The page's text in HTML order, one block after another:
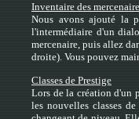
Inventaire des
Nous avons ajouté la
l'intermédiaire d'un
mercenaire, puis allez
droite). Vous pouvez
Classes de Prestige
Lors de la création d'un
les nouvelles classes